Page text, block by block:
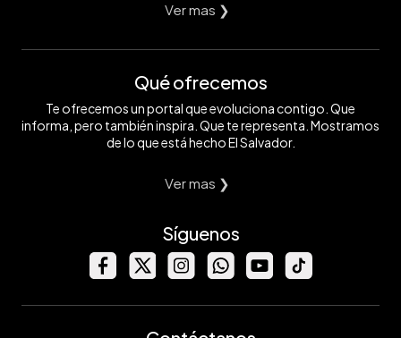
Ver mas ❯
Qué ofrecemos
Te ofrecemos un portal que evoluciona contigo. Que
informa, pero también inspira. Que te representa. Mostramos
de lo que está hecho El Salvador.
Ver mas ❯
Síguenos